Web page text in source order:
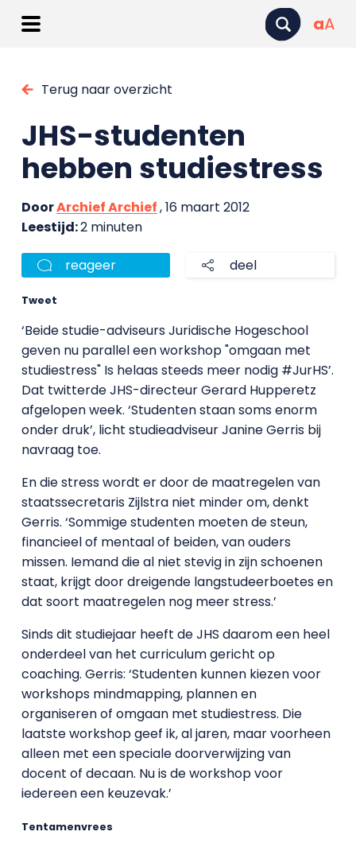
aA
Terug naar overzicht
JHS-studenten
hebben studiestress
DoorArchief Archief, 16 maart 2012
Leestijd:2 minuten
reageer deel
Tweet
‘Beide studie-adviseurs Juridische Hogeschool
geven nu parallel een workshop "omgaan met
studiestress" Is helaas steeds meer nodig #JurHS’.
Dat twitterde JHS-directeur Gerard Hupperetz
afgelopen week. ‘Studenten staan soms enorm
onder druk’, licht studieadviseur Janine Gerris bij
navraag toe.
En die stress wordt er door de maatregelen van
staatssecretaris Zijlstra niet minder om, denkt
Gerris. ‘Sommige studenten moeten de steun,
financieel of mentaal of beiden, van ouders
missen. Iemand die al niet stevig in zijn schoenen
staat, krijgt door dreigende langstudeerboetes en
dat soort maatregelen nog meer stress.’
Sinds dit studiejaar heeft de JHS daarom een heel
onderdeel van het curriculum gericht op
coaching. Gerris: ‘Studenten kunnen kiezen voor
workshops mindmapping, plannen en
organiseren of omgaan met studiestress. Die
laatste workshop geef ik, al jaren, maar voorheen
alleen met een speciale doorverwijzing van
docent of decaan. Nu is de workshop voor
iedereen een keuzevak.’
Tentamenvrees